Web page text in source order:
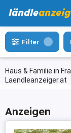
ländle
Haus & Familie in
Laendleanzeiger.at
Filter
Anzeigen